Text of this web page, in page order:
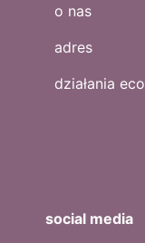
o nas
adres
działania eco
social media